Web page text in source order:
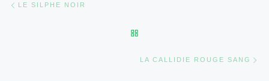
LE SILPHE NOIR
LA CALLIDIE ROUGE SANG